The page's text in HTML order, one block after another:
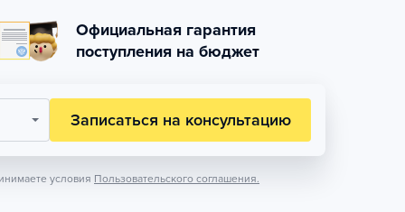
Официальная гарантия
поступления на бюджет
Записаться на консультацию
условия Пользовательского соглашения.